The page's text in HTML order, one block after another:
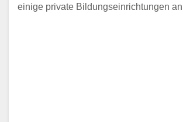
einige private Bildungseinrichtungen